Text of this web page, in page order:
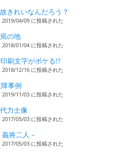
きれいなんだろう？
2019/04/09 に投稿された
の地
2018/01/04 に投稿された
刷文字がボケる!?
2018/12/16 に投稿された
事例
2019/11/03 に投稿された
力士像
2017/05/03 に投稿された
将二人－
2017/05/03 に投稿された